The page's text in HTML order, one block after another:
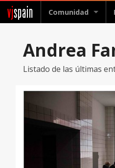
vjspain Comunidad
Andrea
Listado de las últimas